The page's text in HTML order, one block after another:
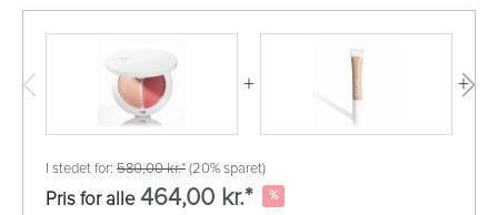
+ +
I stedet for: 580,00 kr.*(20% sparet)
Pris for alle 464,00 kr.* %